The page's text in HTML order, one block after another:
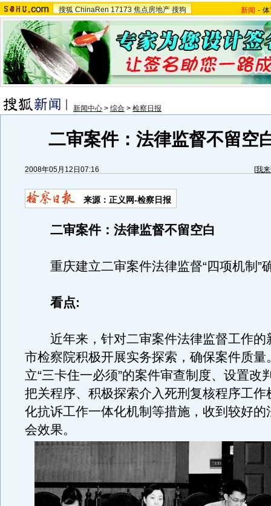
搜狐 ChinaRen 17173 焦点房地产 搜狗 新闻 -
新闻中心 > 综合 > 检察日报
二审案件：法律监督不留空
2008年05月12日07:16 [我
来源：正义网-检察日报
二审案件：法律监督不留空白
重庆建立二审案件法律监督“四项机制”
看点:
近年来，针对二审案件法律监督工作的
市检察院积极开展实务探索，确保案件质量
立“三卡住一必须”的案件审查制度、设置改
把关程序、积极探索介入死刑复核程序工作
化抗诉工作一体化机制等措施，收到较好的
会效果。